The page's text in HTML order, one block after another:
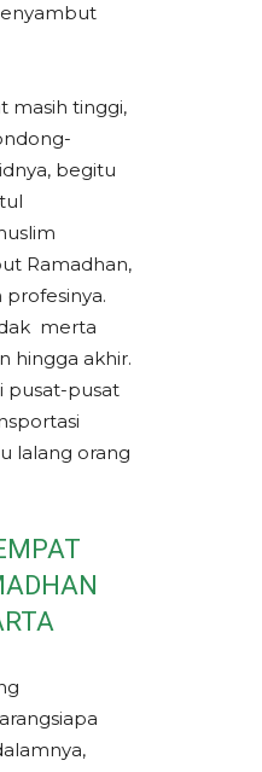
masih tinggi,
begitu
Ramadhan,
merta
hingga akhir.
pusat-pusat
lalang orang